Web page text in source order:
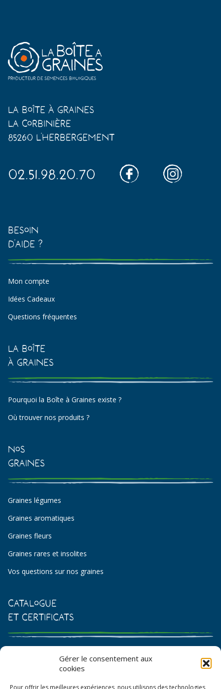
Gérer le consentement aux
cookies
Pour offrir les meilleures expériences, nous utilisons des technologies
Producteur de semences biologiques
La Boîte à Graines
La Corbinière
85260 L'Herbergement
02.51.98.20.70
Besoin
d'aide ?
Mon compte
Idées Cadeaux
Questions fréquentes
La Boîte
à Graines
Pourquoi la Boîte à Graines existe ?
Où trouver nos produits ?
Nos
Graines
Graines légumes
Graines aromatiques
Graines fleurs
Graines rares et insolites
Vos questions sur nos graines
Catalogue
et certificats
Catalogue de graines et semences